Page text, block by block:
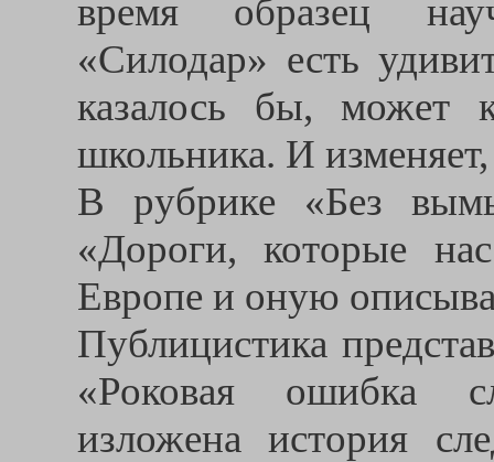
время образец
«Силодар» есть
казалось бы, может
школьника. И
В рубрике «Без
«Дороги, которые
Европе и оную
Публицистика
«Роковая ошибка
изложена история